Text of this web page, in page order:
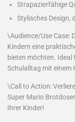
Strapazierfähige
Stylisches Design,
\Audience/Use Case:
Kindern eine
bieten möchten. Ideal
Schulalltag mit einem
\Call to Action:
Super Mario
Ihrer Kinder!